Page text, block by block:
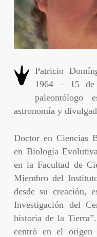
Patricio
1964 – 15 de
paleontólogo
astronomía y
Doctor en Ciencias
en Biología
en la Facultad de
Miembro del
desde su creación,
Investigación del
historia de la
centró en el origen